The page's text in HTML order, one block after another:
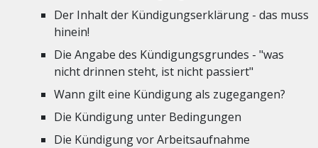
Der Inhalt der Kündigungserklärung - das muss
hinein!
Die Angabe des Kündigungsgrundes - "was
nicht drinnen steht, ist nicht passiert"
Wann gilt eine Kündigung als zugegangen?
Die Kündigung unter Bedingungen
Die Kündigung vor Arbeitsaufnahme